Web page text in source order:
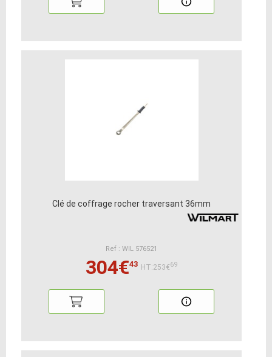
Clé de coffrage rocher traversant 36mm
Ref : WIL 576521
304€43 HT:253€69